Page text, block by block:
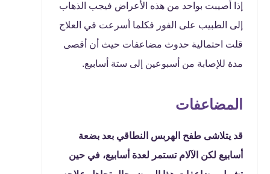
إذا أصيبت بواحد من هذه الأعراض فيجب الذهاب
إلى الطبيب على الفور فكلما أسرعت في العلاج
قلت احتمالية حدوث مضاعفات حيث أن أقصى
مدة للإصابة من أسبوعين إلى ستة أسابيع.
المضاعفات
قد يتلاشى طفح الهربس النطاقي بعد بضعة
أسابيع لكن الآلام تستمر لعدة أسابيع، في حين